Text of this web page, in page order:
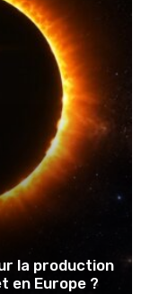
la production
en Europe ?